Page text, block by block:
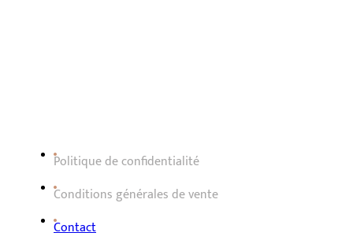
Politique de confidentialité
Conditions générales de vente
Contact